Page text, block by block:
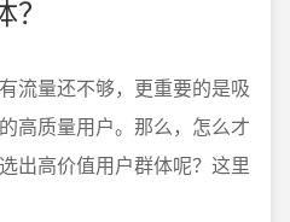
流量还不够，更重要的是吸
高质量用户。那么，怎么才
出高价值用户群体呢？这里